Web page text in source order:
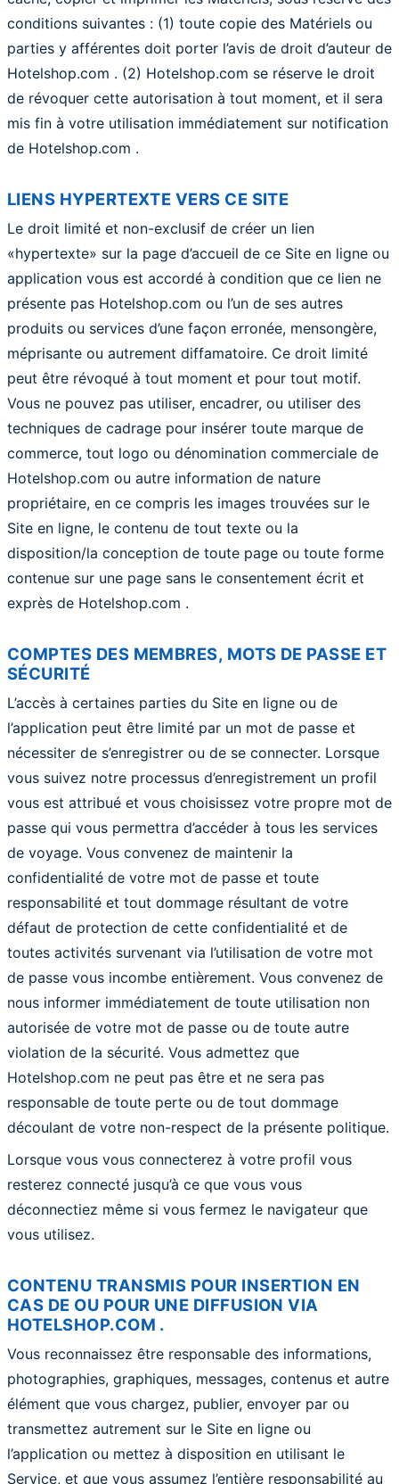
conditions suivantes : (1) toute copie des Matériels ou
parties y afférentes doit porter l’avis de droit d’auteur de
Hotelshop.com . (2) Hotelshop.com se réserve le droit
de révoquer cette autorisation à tout moment, et il sera
mis fin à votre utilisation immédiatement sur notification
de Hotelshop.com .
LIENS HYPERTEXTE VERS CE SITE
Le droit limité et non-exclusif de créer un lien
«hypertexte» sur la page d’accueil de ce Site en ligne ou
application vous est accordé à condition que ce lien ne
présente pas Hotelshop.com ou l’un de ses autres
produits ou services d’une façon erronée, mensongère,
méprisante ou autrement diffamatoire. Ce droit limité
peut être révoqué à tout moment et pour tout motif.
Vous ne pouvez pas utiliser, encadrer, ou utiliser des
techniques de cadrage pour insérer toute marque de
commerce, tout logo ou dénomination commerciale de
Hotelshop.com ou autre information de nature
propriétaire, en ce compris les images trouvées sur le
Site en ligne, le contenu de tout texte ou la
disposition/la conception de toute page ou toute forme
contenue sur une page sans le consentement écrit et
exprès de Hotelshop.com .
COMPTES DES MEMBRES, MOTS DE PASSE ET
SÉCURITÉ
L’accès à certaines parties du Site en ligne ou de
l’application peut être limité par un mot de passe et
nécessiter de s’enregistrer ou de se connecter. Lorsque
vous suivez notre processus d’enregistrement un profil
vous est attribué et vous choisissez votre propre mot de
passe qui vous permettra d’accéder à tous les services
de voyage. Vous convenez de maintenir la
confidentialité de votre mot de passe et toute
responsabilité et tout dommage résultant de votre
défaut de protection de cette confidentialité et de
toutes activités survenant via l’utilisation de votre mot
de passe vous incombe entièrement. Vous convenez de
nous informer immédiatement de toute utilisation non
autorisée de votre mot de passe ou de toute autre
violation de la sécurité. Vous admettez que
Hotelshop.com ne peut pas être et ne sera pas
responsable de toute perte ou de tout dommage
découlant de votre non-respect de la présente politique.
Lorsque vous vous connecterez à votre profil vous
resterez connecté jusqu’à ce que vous vous
déconnectiez même si vous fermez le navigateur que
vous utilisez.
CONTENU TRANSMIS POUR INSERTION EN
CAS DE OU POUR UNE DIFFUSION VIA
HOTELSHOP.COM .
Vous reconnaissez être responsable des informations,
photographies, graphiques, messages, contenus et autre
élément que vous chargez, publier, envoyer par ou
transmettez autrement sur le Site en ligne ou
l’application ou mettez à disposition en utilisant le
Service, et que vous assumez l’entière responsabilité au